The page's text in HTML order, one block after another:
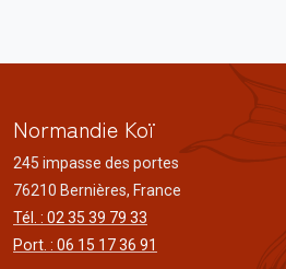
Normandie Koï
245 impasse des portes
76210 Bernières, France
Tél. : 02 35 39 79 33
Port. : 06 15 17 36 91